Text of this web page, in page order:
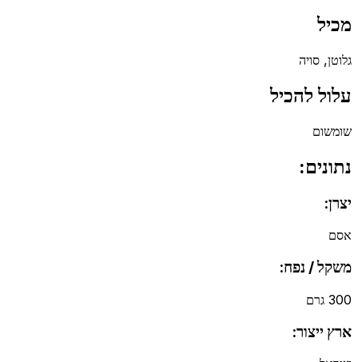
מכיל
גלוטן, סויה
עלול להכיל
שומשום
נתונים:
יצרן:
אסם
משקל / נפח:
300 גרם
ארץ ייצור: